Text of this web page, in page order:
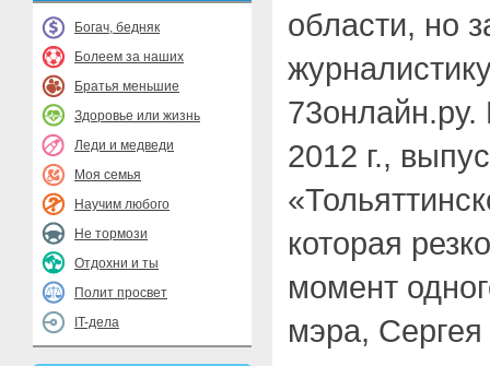
Богач, бедняк
Болеем за наших
Братья меньшие
Здоровье или жизнь
Леди и медведи
Моя семья
Научим любого
Не тормози
Отдохни и ты
Полит просвет
IT-дела
области, но
2012 г.,
которая
момент
мэра,